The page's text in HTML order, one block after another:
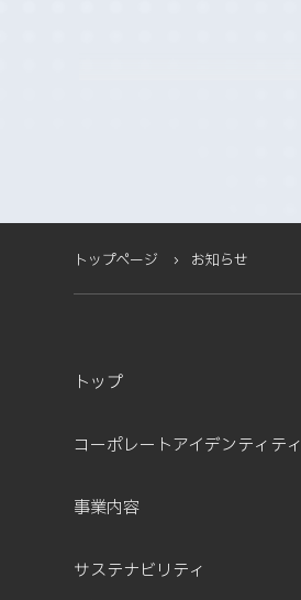
2025-01 (5)
2024-12 (4)
2024-08 (5)
2024-03 (2)
2024-01 (1)
2023-08 (1)
トップページ お知らせ
トップ
コーポレートアイデンティティ
事業内容
サステナビリティ